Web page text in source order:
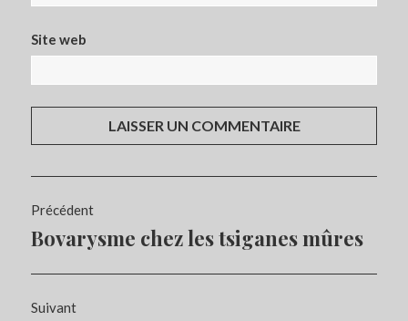
Site web
Navigation
de
l’article
Précédent
Article
Bovarysme chez les tsiganes mûres
Suivant